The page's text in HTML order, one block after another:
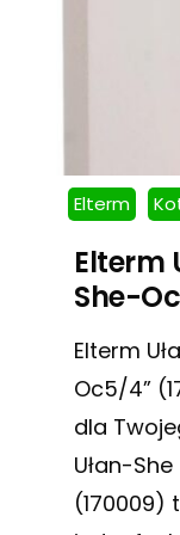
Elterm
Elterm
She-
Elterm
Oc5/4”
dla
Ułan-
(170009)